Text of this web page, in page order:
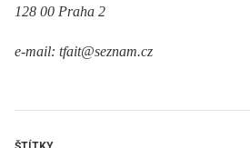
128 00 Praha 2
e-mail: tfait@seznam.cz